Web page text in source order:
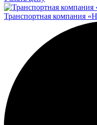
Транспортная компания